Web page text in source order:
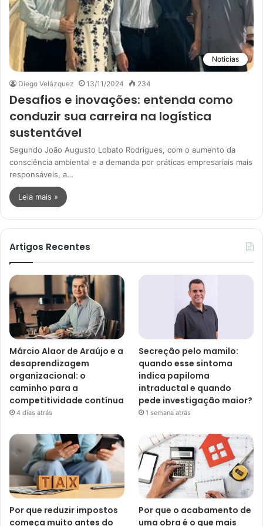
Noticias
Diego Velázquez 13/11/2024 234
Desafios e inovações: entenda como
conduzir sua carreira na logística
sustentável
Segundo João Augusto Lobato Rodrigues, com o aumento da
consciência ambiental e a demanda por práticas empresariais mais
responsáveis, a…
Leia mais »
Artigos Recentes
Márcio Alaor de Araújo e a
desaprendizagem
organizacional: o
caminho para a
competitividade contínua
4 dias atrás
Secreção pelo mamilo:
quando esse sintoma
indica papiloma
intraductal e quando
pede investigação maior?
1 semana atrás
Por que reduzir impostos
começa muito antes do
Por que o acabamento de
uma obra é o que mais